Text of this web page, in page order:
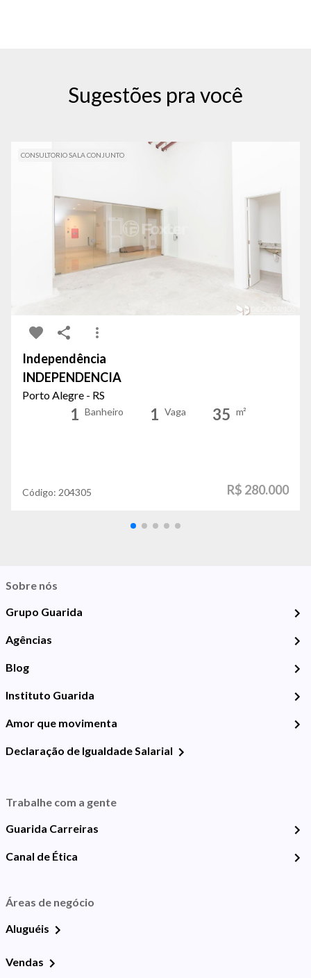
Sugestões pra você
CONSULTORIO SALA CONJUNTO
Independência
INDEPENDENCIA
Porto Alegre - RS
1 Banheiro 1 Vaga 35 m²
Código: 204305 R$ 280.000
Sobre nós
Grupo Guarida
Agências
Blog
Instituto Guarida
Amor que movimenta
Declaração de Igualdade Salarial
Trabalhe com a gente
Guarida Carreiras
Canal de Ética
Áreas de negócio
Aluguéis
Vendas